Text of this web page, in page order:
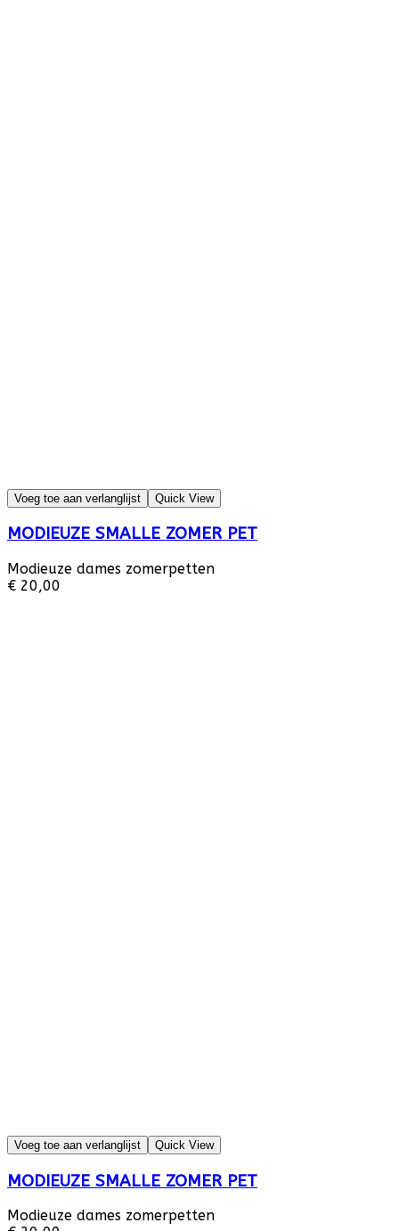
Voeg toe aan verlanglijst Quick View
MODIEUZE SMALLE ZOMER PET
Modieuze dames zomerpetten
€ 20,00
Voeg toe aan verlanglijst Quick View
MODIEUZE SMALLE ZOMER PET
Modieuze dames zomerpetten